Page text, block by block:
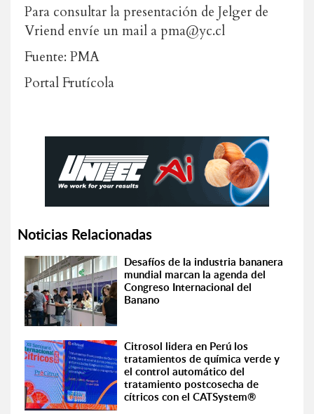
Para consultar la presentación de Jelger de
Vriend envíe un mail a pma@yc.cl
Fuente: PMA
Portal Frutícola
Noticias Relacionadas
Desafíos de la industria bananera
mundial marcan la agenda del
Congreso Internacional del
Banano
Citrosol lidera en Perú los
tratamientos de química verde y
el control automático del
tratamiento postcosecha de
cítricos con el CATSystem®